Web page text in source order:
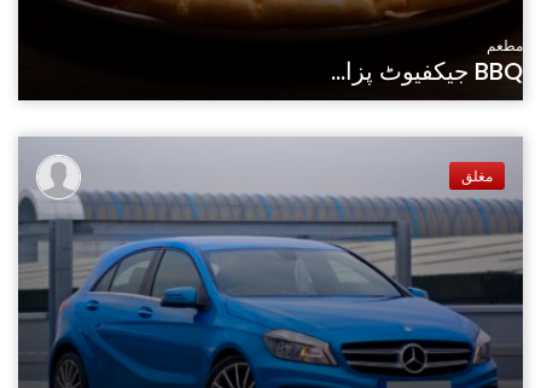
مطعم
BBQ جیکفیوٹ پزا...
مغلق